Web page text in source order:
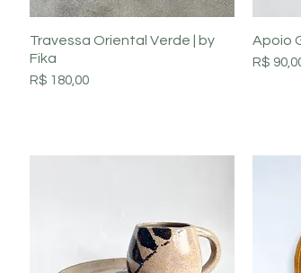
Visualização rápida
Travessa Oriental Verde | by
Fika
Preço
R$ 180,00
Apoio
Preço
R$